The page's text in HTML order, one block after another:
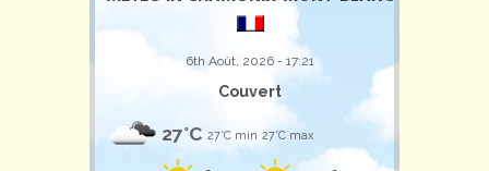
6th Août, 2026 - 17:21
Couvert
27°C 27°C min 27°C max